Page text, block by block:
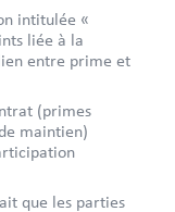
intitulée «
liée à la
entre prime et
(primes
maintien)
que les parties